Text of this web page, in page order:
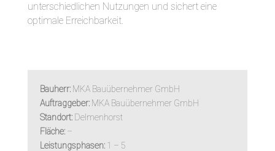
unterschiedlichen Nutzungen und sichert eine
optimale Erreichbarkeit.
Bauherr:MKA Bauübernehmer GmbH
Auftraggeber:MKA Bauübernehmer GmbH
Standort: Delmenhorst
Fläche:–
Leistungsphasen:1 – 5